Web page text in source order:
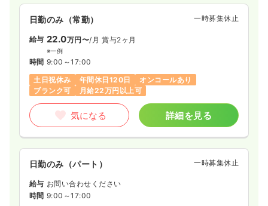
日勤のみ（常勤） 一時募集休止
給与 22.0万円〜/月 賞与2ヶ月
※一例
時間 9:00～17:00
土日祝休み
年間休日120日
オンコールあり
ブランク可
月給22万円以上可
気になる 詳細を見る
日勤のみ（パート） 一時募集休止
給与 お問い合わせください
時間 9:00～17:00